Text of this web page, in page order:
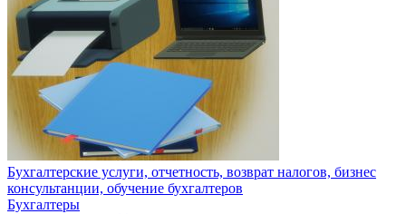
Бухгалтерские услуги, отчетность, возврат налогов, бизнес
консультанции, обучение бухгалтеров
Бухгалтеры